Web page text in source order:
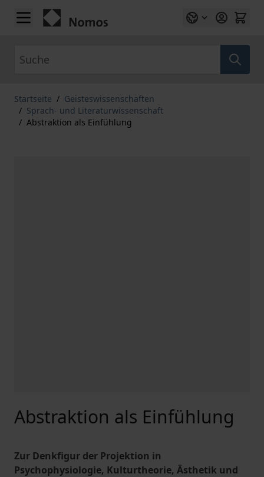
Zum Inhalt springen
Startseite / Geisteswissenschaften
/ Sprach- und Literaturwissenschaft
/ Abstraktion als Einfühlung
Abstraktion als Einfühlung
Zur Denkfigur der Projektion in
Psychophysiologie, Kulturtheorie, Ästhetik und